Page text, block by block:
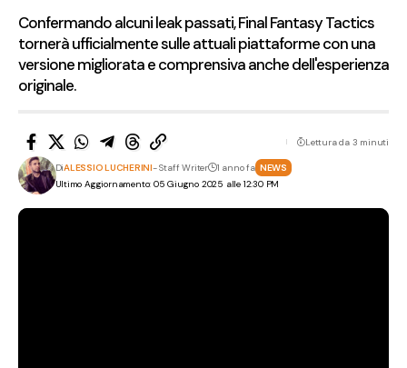
Confermando alcuni leak passati, Final Fantasy Tactics
tornerà ufficialmente sulle attuali piattaforme con una
versione migliorata e comprensiva anche dell'esperienza
originale.
Ultimo Aggiornamento: 05 Giugno 2025 alle 12:30 PM
DiALESSIO LUCHERINI- Staff Writer 1 anno fa NEWS
Lettura da 3 minuti